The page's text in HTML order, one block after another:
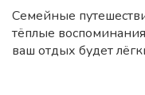
Семейные
тёплые
ваш отдых будет